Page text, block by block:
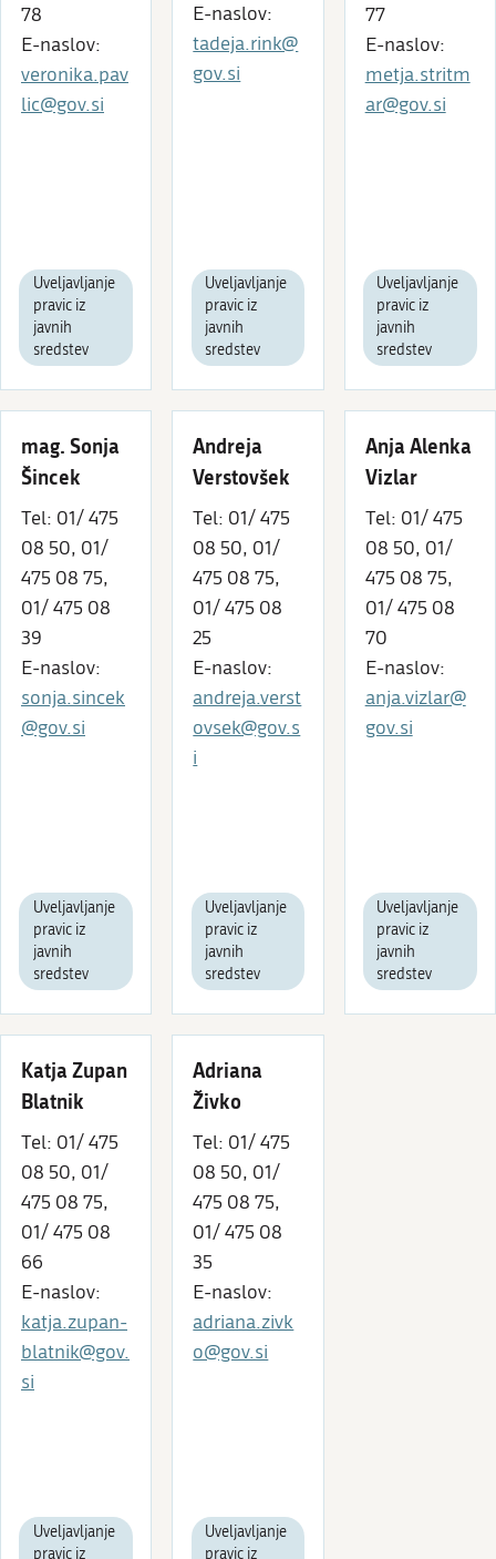
78
E-naslov:
veronika.pav
lic@gov.si
Uveljavljanje
pravic iz
javnih
sredstev
E-naslov:
tadeja.rink@
gov.si
Uveljavljanje
pravic iz
javnih
sredstev
77
E-naslov:
metja.stritm
ar@gov.si
Uveljavljanje
pravic iz
javnih
sredstev
mag. Sonja
Šincek
Tel: 01/ 475
08 50, 01/
475 08 75,
01/ 475 08
39
E-naslov:
sonja.sincek
@gov.si
Uveljavljanje
pravic iz
javnih
sredstev
Andreja
Verstovšek
Tel: 01/ 475
08 50, 01/
475 08 75,
01/ 475 08
25
E-naslov:
andreja.verst
ovsek@gov.s
i
Uveljavljanje
pravic iz
javnih
sredstev
Anja Alenka
Vizlar
Tel: 01/ 475
08 50, 01/
475 08 75,
01/ 475 08
70
E-naslov:
anja.vizlar@
gov.si
Uveljavljanje
pravic iz
javnih
sredstev
Katja Zupan
Blatnik
Tel: 01/ 475
08 50, 01/
475 08 75,
01/ 475 08
66
E-naslov:
katja.zupan-
blatnik@gov.
si
Uveljavljanje
pravic iz
Adriana
Živko
Tel: 01/ 475
08 50, 01/
475 08 75,
01/ 475 08
35
E-naslov:
adriana.zivk
o@gov.si
Uveljavljanje
pravic iz